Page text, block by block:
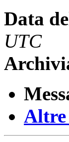
Data
UTC
Altre